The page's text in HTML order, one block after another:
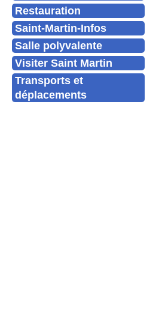
Restauration
Saint-Martin-Infos
Salle polyvalente
Visiter Saint Martin
Transports et
déplacements